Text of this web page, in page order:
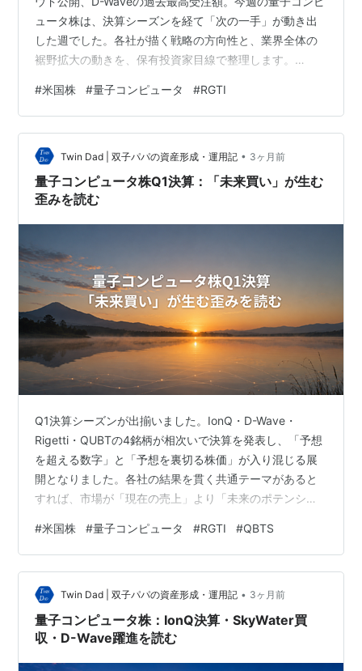
ュータ株は、決算シーズンを経て「次の一手」が動き出
した週でした。各社が描く戦略の方向性と、業界全体の
裾野拡大の動きを、保有投資家目線で整理します。
格始動 5月14日、SkyWater Technologyの株主がIonQと
の合併を承認しました。この投票通過を受けてIonQの株
価は当日15.1%急騰。前回の決算発表後（Q1売上755%
増）に「Sell the News（材料出尽くし）」で下落した株
が、今度はこの…
#米国株 #量子コンピュータ #RGTI
Twin Dad | 双子パパの資産形成・運用記 • 3ヶ月前
量子コンピュータ株Q1決算：「未来買い」が生む
歪みを読む
Q1決算シーズンが出揃いました。IonQ・D-Wave・
Rigetti・QUBTの4銘柄が相次いで決算を発表し、「予想
を超える数字」と「予想を裏切る株価」が入り混じる展
開となりました。各社の結果を貫く共通テーマがあると
すれば、市場が「現在の売上」より「未来のポテンシャ
実を、IonQの続報も含め3つのテーマで整理します。
IonQ — 決算後の株価はどこへ、SkyWater統合が変える
もの 前回の記事でお伝えしたとおり、IonQは2026年Q1
に前年比755%増収という驚異的な数字を出しました。し
かし株価は発表翌日に下落。典型的な「Sell th…
#米国株 #量子コンピュータ #RGTI #QBTS
Twin Dad | 双子パパの資産形成・運用記 • 3ヶ月前
量子コンピュータ株：IonQ決算・SkyWater買
収・D-Wave躍進を読む